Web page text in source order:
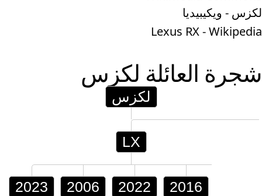
لكزس - ويكيبيديا
Lexus RX - Wikipedia
شجرة العائلة لكزس
لكزس
LX
2023 2006 2022 2016